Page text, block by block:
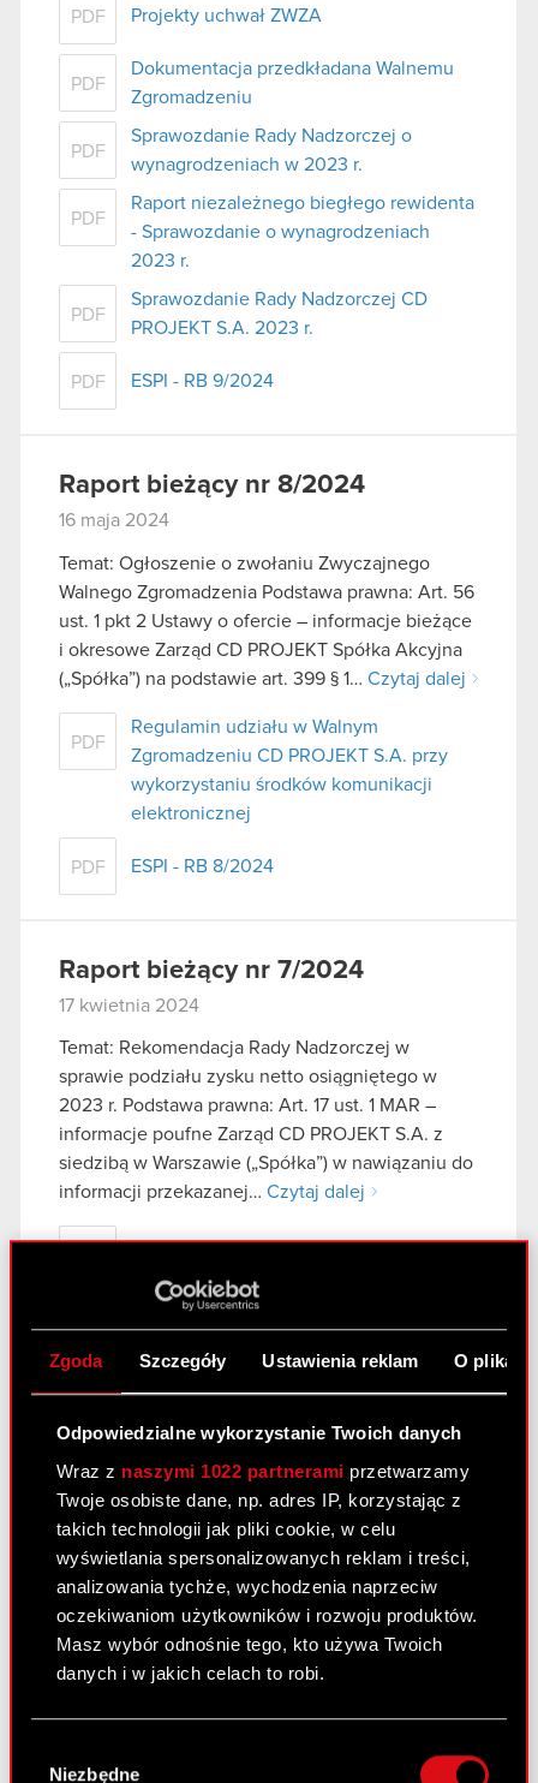
Zgoda Szczegóły Ustawienia reklam O
Odpowiedzialne wykorzystanie Twoich danych
Wraz z naszymi 1022 partnerami przetwarzamy
Twoje osobiste dane, np. adres IP, korzystając z
takich technologii jak pliki cookie, w celu
wyświetlania spersonalizowanych reklam i treści,
analizowania tychże, wychodzenia naprzeciw
oczekiwaniom użytkowników i rozwoju produktów.
Masz wybór odnośnie tego, kto używa Twoich
danych i w jakich celach to robi.
Gromadzić dane dotyczące Twojej
zgody
Niezbędne
PDF Projekty uchwał ZWZA
PDF
Dokumentacja przedkładana Walnemu
Zgromadzeniu
PDF
Sprawozdanie Rady Nadzorczej o
wynagrodzeniach w 2023 r.
PDF
Raport niezależnego biegłego rewidenta
- Sprawozdanie o wynagrodzeniach
2023 r.
PDF
Sprawozdanie Rady Nadzorczej CD
PROJEKT S.A. 2023 r.
PDF ESPI - RB 9/2024
Raport bieżący nr 8/2024
16 maja 2024
Temat: Ogłoszenie o zwołaniu Zwyczajnego
Walnego Zgromadzenia Podstawa prawna: Art. 56
ust. 1 pkt 2 Ustawy o ofercie – informacje bieżące
i okresowe Zarząd CD PROJEKT Spółka Akcyjna
(„Spółka”) na podstawie art. 399 § 1… Czytaj dalej
PDF
Regulamin udziału w Walnym
Zgromadzeniu CD PROJEKT S.A. przy
wykorzystaniu środków komunikacji
elektronicznej
PDF ESPI - RB 8/2024
Raport bieżący nr 7/2024
17 kwietnia 2024
Temat: Rekomendacja Rady Nadzorczej w
sprawie podziału zysku netto osiągniętego w
2023 r. Podstawa prawna: Art. 17 ust. 1 MAR –
informacje poufne Zarząd CD PROJEKT S.A. z
siedzibą w Warszawie („Spółka”) w nawiązaniu do
informacji przekazanej… Czytaj dalej
Raport bieżący nr 6/2024
28 marca 2024
Temat: Rekomendacja Zarządu w sprawie
podziału zysku netto osiągniętego w 2023 r.
Podstawa prawna: Art. 17 ust. 1 MAR – informacje
poufne Zarząd CD PROJEKT S.A. z siedzibą w
Warszawie („Spółka”) informuje, że w dniu 28
marca…Czytaj dalej
PDF ESPI - RB 6/2024